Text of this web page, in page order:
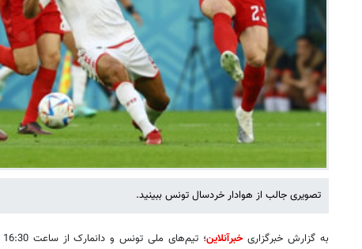
تصویری جالب از هوادار خردسال تونس ببینید.
به گزارش خبرگزاریخبرآنلاین